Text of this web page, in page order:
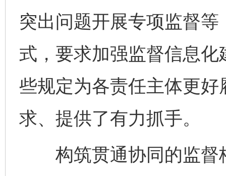
突出问题开展专项监督
式，要求加强监督信息
些规定为各责任主体更
求、提供了有力抓手。
构筑贯通协同的监督